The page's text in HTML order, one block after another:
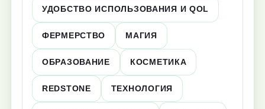
УДОБСТВО ИСПОЛЬЗОВАНИЯ И QOL
ФЕРМЕРСТВО МАГИЯ
ОБРАЗОВАНИЕ КОСМЕТИКА
REDSTONE ТЕХНОЛОГИЯ